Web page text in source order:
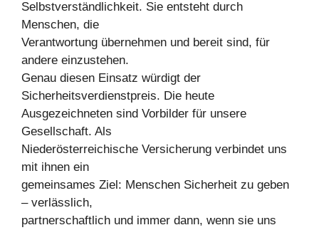
Selbstverständlichkeit. Sie entsteht durch
Menschen, die
Verantwortung übernehmen und bereit sind, für
andere einzustehen.
Genau diesen Einsatz würdigt der
Sicherheitsverdienstpreis. Die heute
Ausgezeichneten sind Vorbilder für unsere
Gesellschaft. Als
Niederösterreichische Versicherung verbindet uns
mit ihnen ein
gemeinsames Ziel: Menschen Sicherheit zu geben
– verlässlich,
partnerschaftlich und immer dann, wenn sie uns